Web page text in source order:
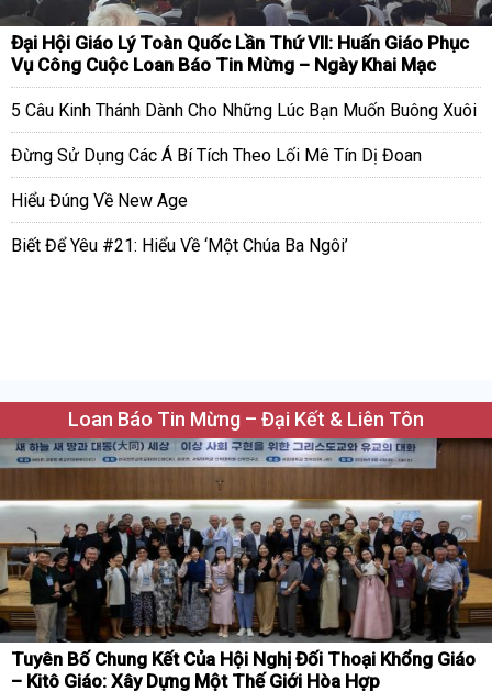
Đại Hội Giáo Lý Toàn Quốc Lần Thứ VII: Huấn Giáo Phục
Vụ Công Cuộc Loan Báo Tin Mừng – Ngày Khai Mạc
5 Câu Kinh Thánh Dành Cho Những Lúc Bạn Muốn Buông Xuôi
Đừng Sử Dụng Các Á Bí Tích Theo Lối Mê Tín Dị Đoan
Hiểu Đúng Về New Age
Biết Để Yêu #21: Hiểu Về ‘Một Chúa Ba Ngôi’
Loan Báo Tin Mừng – Đại Kết & Liên Tôn
Tuyên Bố Chung Kết Của Hội Nghị Đối Thoại Khổng Giáo
– Kitô Giáo: Xây Dựng Một Thế Giới Hòa Hợp